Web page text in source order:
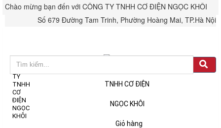
Chào mừng bạn đến với CÔNG TY TNHH CƠ ĐIỆN NGỌC KHÔI
Số 679 Đường Tam Trinh, Phường Hoàng Mai, TP.Hà Nội
Đăng nhập
Giỏ hàng